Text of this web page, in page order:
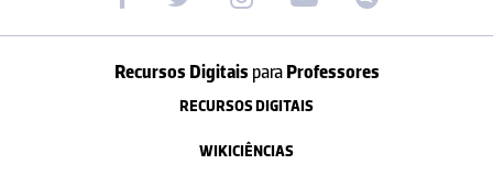
Recursos Digitais paraProfessores
RECURSOS DIGITAIS
WIKICIÊNCIAS